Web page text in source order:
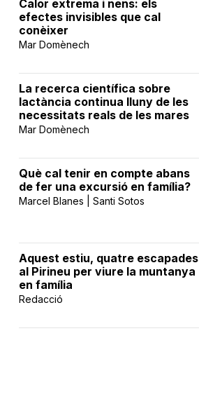
Calor extrema i nens: els
efectes invisibles que cal
conèixer
Mar Domènech
La recerca científica sobre
lactància continua lluny de les
necessitats reals de les mares
Mar Domènech
Què cal tenir en compte abans
de fer una excursió en família?
Marcel Blanes | Santi Sotos
Aquest estiu, quatre escapades
al Pirineu per viure la muntanya
en família
Redacció